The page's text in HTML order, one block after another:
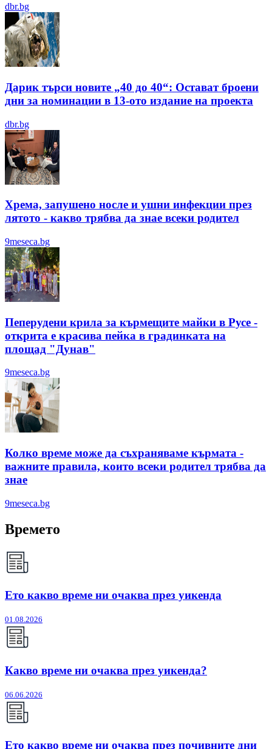
dbr.bg
Дарик търси новите „40 до 40“: Остават броени
дни за номинации в 13-ото издание на проекта
dbr.bg
Хрема, запушено носле и ушни инфекции през
лятотo - какво трябва да знае всеки родител
9meseca.bg
Пеперудени крила за кърмещите майки в Русе -
открита е красива пейка в градинката на
площад "Дунав"
9meseca.bg
Колко време може да съхраняваме кърмата -
важните правила, които всеки родител трябва да
знае
9meseca.bg
Времето
Ето какво време ни очаква през уикенда
01.08.2026
Какво време ни очаква през уикенда?
06.06.2026
Ето какво време ни очаква през почивните дни